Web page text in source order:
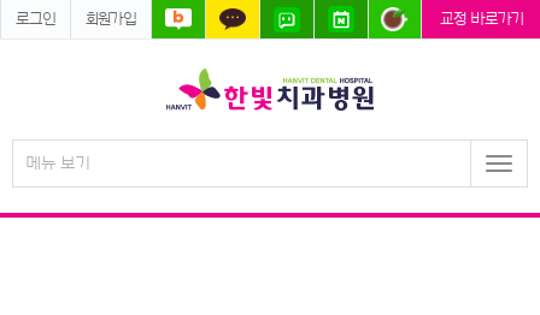
로그인 회원가입 교정 바로가기
메뉴 보기